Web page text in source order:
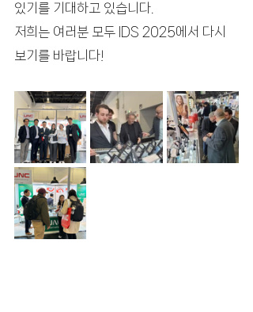
있기를 기대하고 있습니다.
저희는 여러분 모두 IDS 2025에서 다시
보기를 바랍니다!